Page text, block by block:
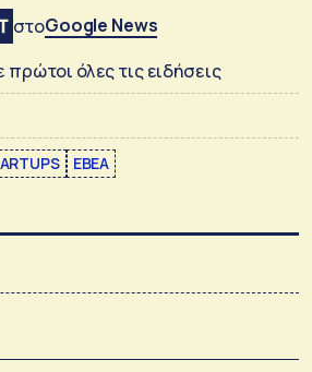
στοGoogle News
πρώτοι όλες τις ειδήσεις
ΕΒΕΑ